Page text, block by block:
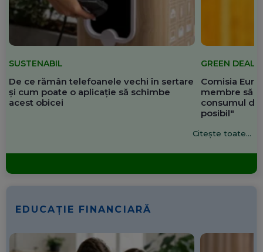
SUSTENABIL
De ce rămân telefoanele vechi în sertare
și cum poate o aplicație să schimbe
acest obicei
GREEN DEAL
Comisia
membre să
consumul de
posibil"
Citește toate...
EDUCAȚIE FINANCIARĂ